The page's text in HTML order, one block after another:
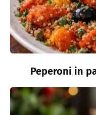
Peperoni in